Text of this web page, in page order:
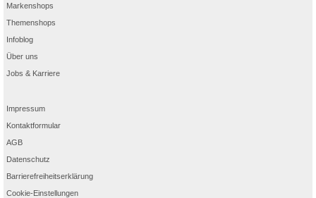
Markenshops
Themenshops
Infoblog
Über uns
Jobs & Karriere
Impressum
Kontaktformular
AGB
Datenschutz
Barrierefreiheitserklärung
Cookie-Einstellungen